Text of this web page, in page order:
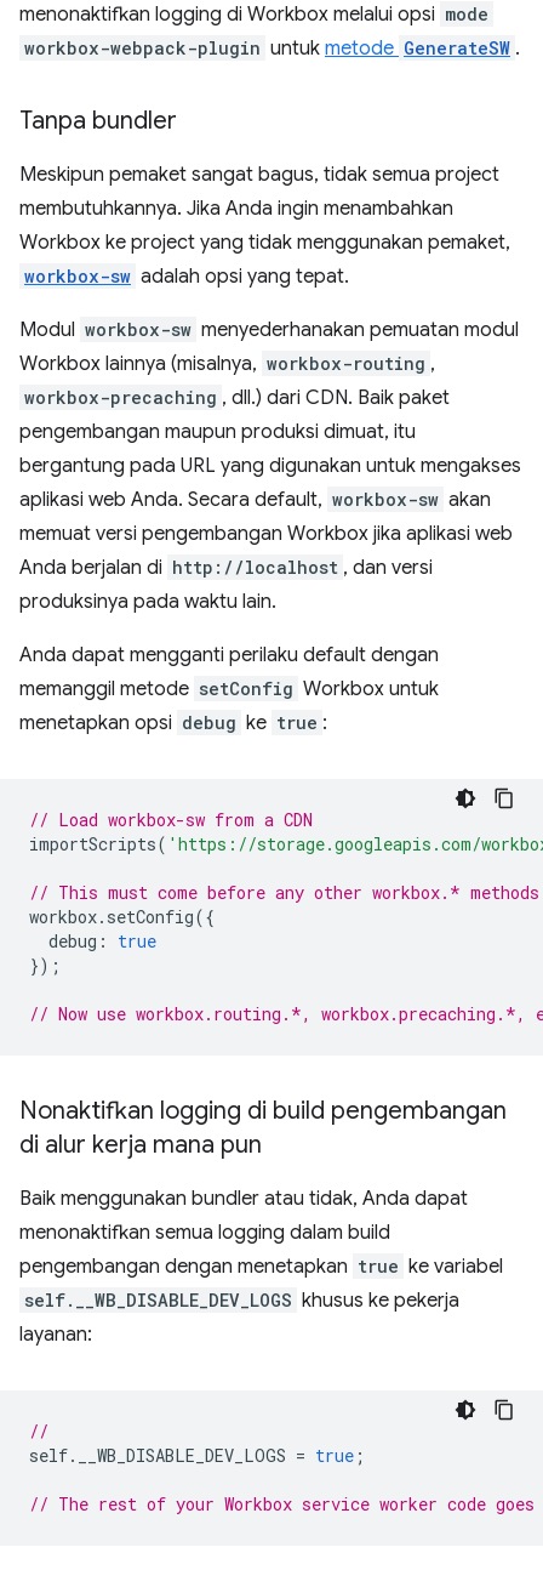
menonaktifkan logging di Workbox melalui opsi mode
workbox-webpack-plugin untuk metode GenerateSW .
Tanpa bundler
Meskipun pemaket sangat bagus, tidak semua project
membutuhkannya. Jika Anda ingin menambahkan
Workbox ke project yang tidak menggunakan pemaket,
workbox-sw adalah opsi yang tepat.
Modul workbox-sw menyederhanakan pemuatan modul
Workbox lainnya (misalnya, workbox-routing ,
workbox-precaching , dll.) dari CDN. Baik paket
pengembangan maupun produksi dimuat, itu
bergantung pada URL yang digunakan untuk mengakses
aplikasi web Anda. Secara default, workbox-sw akan
memuat versi pengembangan Workbox jika aplikasi web
Anda berjalan di http://localhost , dan versi
produksinya pada waktu lain.
Anda dapat mengganti perilaku default dengan
memanggil metode setConfig Workbox untuk
menetapkan opsi debug ke true :
// Load workbox-sw from a CDN
importScripts( 'https://storage.googleapis.com/
// This must come before any other workbox.*
workbox. setConfig({
debug :
true
});
// Now use workbox.routing.*, workbox.precaching.*,
Nonaktifkan logging di build pengembangan
di alur kerja mana pun
Baik menggunakan bundler atau tidak, Anda dapat
menonaktifkan semua logging dalam build
pengembangan dengan menetapkan true ke variabel
self.__WB_DISABLE_DEV_LOGS khusus ke pekerja
layanan:
//
self. __WB_DISABLE_DEV_LOGS = true ;
// The rest of your Workbox service worker code goes